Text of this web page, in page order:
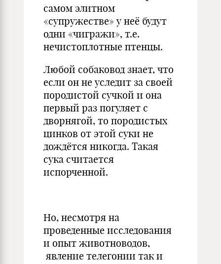
самом элитном
«супружестве» у неё будут
одни «чигражи», т.е.
нечистоплотные птенцы.
Любой собаковод знает, что
если он не уследит за своей
породистой сучкой и она
первый раз погуляет с
дворнягой, то породистых
цинков от этой суки не
дождётся никогда. Такая
сука считается
испорченной.
Но, несмотря на
проведенные исследования
и опыт животноводов,
явление телегонии так и